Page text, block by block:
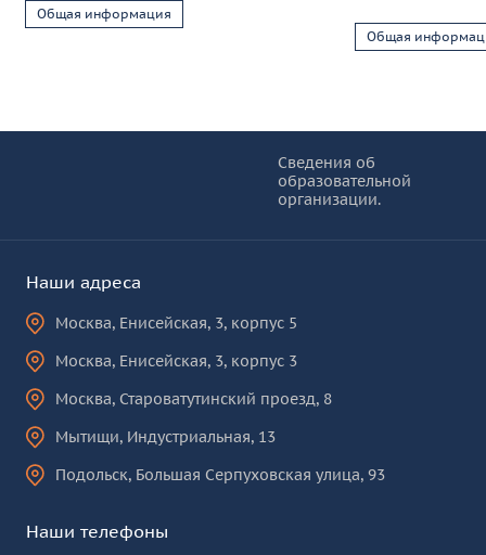
Общая информация
Общая
Сведения об
образовательной
организации.
Наши адреса
Москва, Енисейская, 3, корпус 5
Москва, Енисейская, 3, корпус 3
Москва, Староватутинский проезд, 8
Мытищи, Индустриальная, 13
Подольск, Большая Серпуховская улица, 93
Наши телефоны